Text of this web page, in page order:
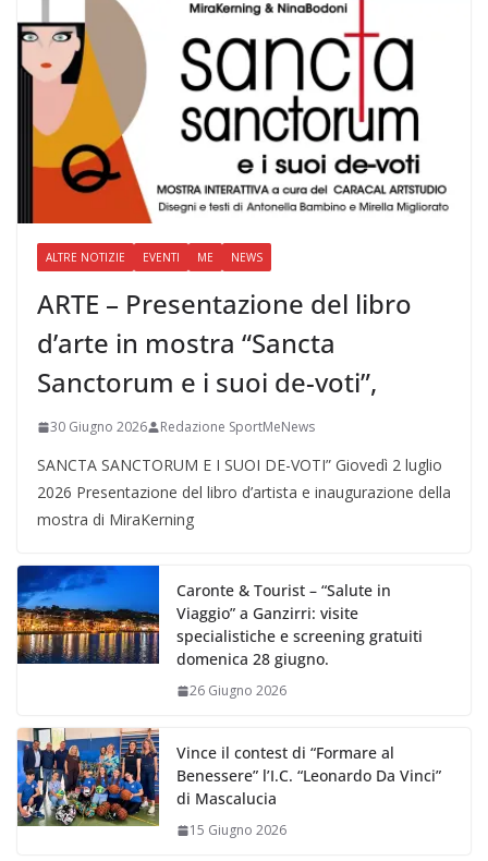
ALTRE NOTIZIE EVENTI ME NEWS
ARTE – Presentazione del libro
d’arte in mostra “Sancta
Sanctorum e i suoi de-voti”,
30 Giugno 2026 Redazione SportMeNews
SANCTA SANCTORUM E I SUOI DE-VOTI” Giovedì 2 luglio
2026 Presentazione del libro d’artista e inaugurazione della
mostra di MiraKerning
Caronte & Tourist – “Salute in
Viaggio” a Ganzirri: visite
specialistiche e screening gratuiti
domenica 28 giugno.
26 Giugno 2026
Vince il contest di “Formare al
Benessere” l’I.C. “Leonardo Da Vinci”
di Mascalucia
15 Giugno 2026